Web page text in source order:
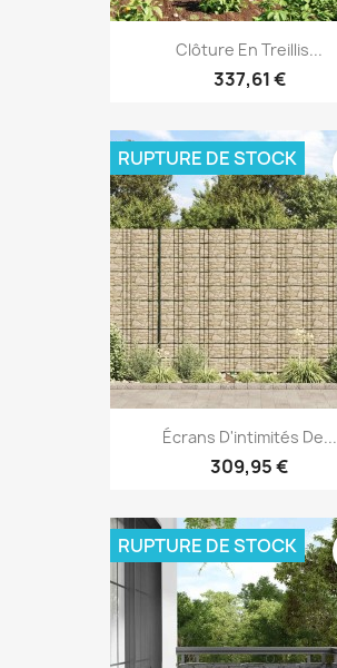
Clôture En Treillis...
337,61 €
Écrans D'intimités De...
309,95 €
RUPTURE DE STOCK
RUPTURE DE STOCK